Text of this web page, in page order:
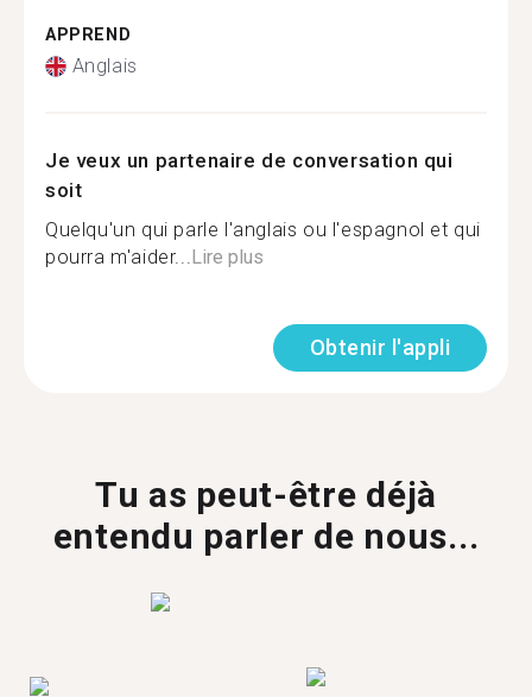
APPREND
Anglais
Je veux un partenaire de conversation qui
soit
Quelqu'un qui parle l'anglais ou l'espagnol et qui
pourra m'aider...Lire plus
Obtenir l'appli
Tu as peut-être déjà
entendu parler de nous...